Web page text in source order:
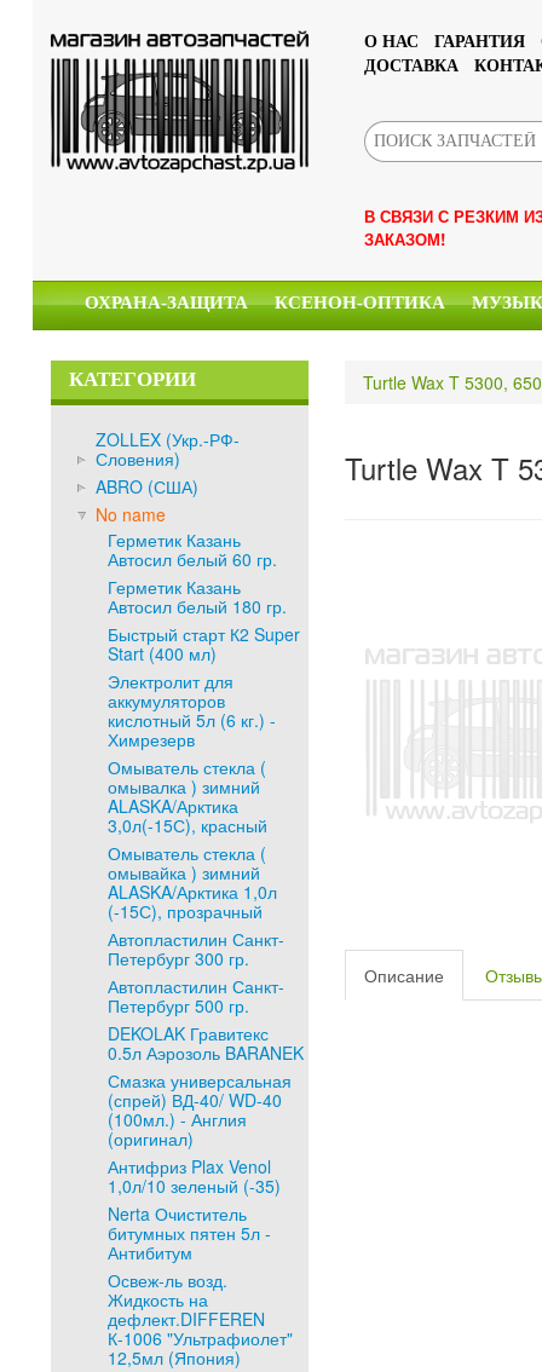
О НАС ГАРАНТИЯ
ДОСТАВКА
В СВЯЗИ С РЕЗКИМ
ЗАКАЗОМ!
ОХРАНА-ЗАЩИТА КСЕНОН-ОПТИКА
КАТЕГОРИИ
ZOLLEX (Укр.-РФ-
Словения)
ABRO (США)
No name
Герметик Казань
Автосил белый 60 гр.
Герметик Казань
Автосил белый 180 гр.
Быстрый старт К2 Super
Start (400 мл)
Электролит для
аккумуляторов
кислотный 5л (6 кг.) -
Химрезерв
Омыватель стекла (
омывалка ) зимний
ALASKA/Арктика
3,0л(-15С), красный
Омыватель стекла (
омывайка ) зимний
ALASKA/Арктика 1,0л
(-15С), прозрачный
Автопластилин Санкт-
Петербург 300 гр.
Автопластилин Санкт-
Петербург 500 гр.
DEKOLAK Гравитекс
0.5л Аэрозоль BARANEK
Смазка универсальная
(спрей) ВД-40/ WD-40
(100мл.) - Англия
(оригинал)
Антифриз Plax Venol
1,0л/10 зеленый (-35)
Nerta Очиститель
битумных пятен 5л -
Антибитум
Освеж-ль возд.
Жидкость на
дефлект.DIFFEREN
К-1006 "Ультрафиолет"
12,5мл (Япония)
Turtle Wax T 5300,
Turtle Wax T
Описание